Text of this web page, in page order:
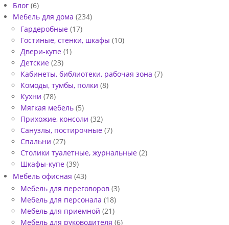
Е
В
П
Р
И
Х
О
Ж
У
Ю
Блог (6)
Мебель для дома (234)
Гардеробные (17)
Гостиные, стенки, шкафы (10)
Двери-купе (1)
Детские (23)
Кабинеты, библиотеки, рабочая зона (7)
Комоды, тумбы, полки (8)
Кухни (78)
Мягкая мебель (5)
Прихожие, консоли (32)
Санузлы, постирочные (7)
Спальни (27)
Столики туалетные, журнальные (2)
Шкафы-купе (39)
Мебель офисная (43)
Мебель для переговоров (3)
Мебель для персонала (18)
Мебель для приемной (21)
Мебель для руководителя (6)